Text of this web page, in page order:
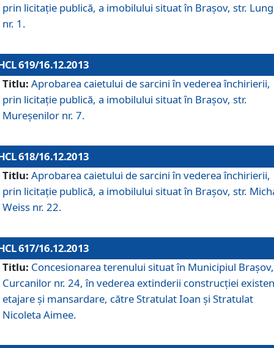
prin licitaţie publică, a imobilului situat în Braşov, str.
nr. 1.
619/16.12.2013
Titlu: Aprobarea caietului de sarcini în vederea închirierii,
prin licitaţie publică, a imobilului situat în Braşov, str.
Mureşenilor nr. 7.
618/16.12.2013
Titlu: Aprobarea caietului de sarcini în vederea închirierii,
prin licitaţie publică, a imobilului situat în Braşov, str.
Weiss nr. 22.
617/16.12.2013
Titlu: Concesionarea terenului situat în Municipiul
Curcanilor nr. 24, în vederea extinderii construcţiei
etajare şi mansardare, către Stratulat Ioan şi Stratulat
Nicoleta Aimee.